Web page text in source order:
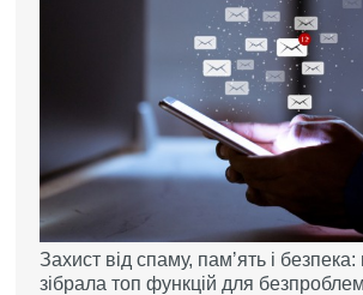
Захист від спаму, памʼять і
зібрала топ функцій для